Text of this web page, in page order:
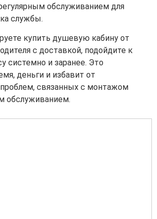
обслуживанием для
службы.
купить душевую кабину от
с доставкой, подойдите к
системно и заранее. Это
деньги и избавит от
связанных с монтажом
обслуживанием.